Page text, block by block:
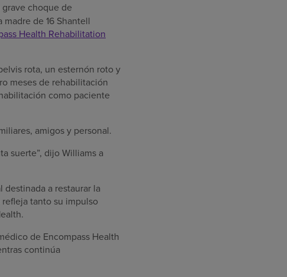
choque de
de 16 Shantell
Health Rehabilitation
rota, un esternón roto y
meses de rehabilitación
como paciente
amigos y personal.
suerte”, dijo Williams a
a restaurar la
tanto su impulso
de Encompass Health
continúa